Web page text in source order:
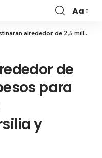
Aa
de 2,5 millones de pesos para las Comunas de Huanqueros, Hersilia y Monigotes
de
para
y